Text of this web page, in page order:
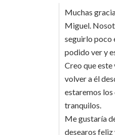
Muchas
Miguel.
seguirlo poco
podido ver y
Creo que
volver a él
estaremos los
tranquilos.
Me gustaría
desearos feliz